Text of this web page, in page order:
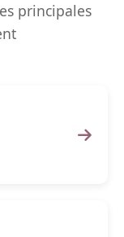
principales